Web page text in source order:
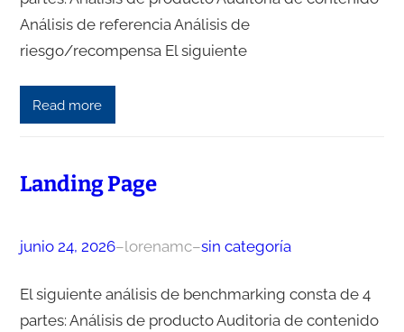
Análisis de referencia Análisis de
riesgo/recompensa El siguiente
Read more
Landing Page
junio 24, 2026–lorenamc–sin categoría
El siguiente análisis de benchmarking consta de 4
partes: Análisis de producto Auditoria de contenido